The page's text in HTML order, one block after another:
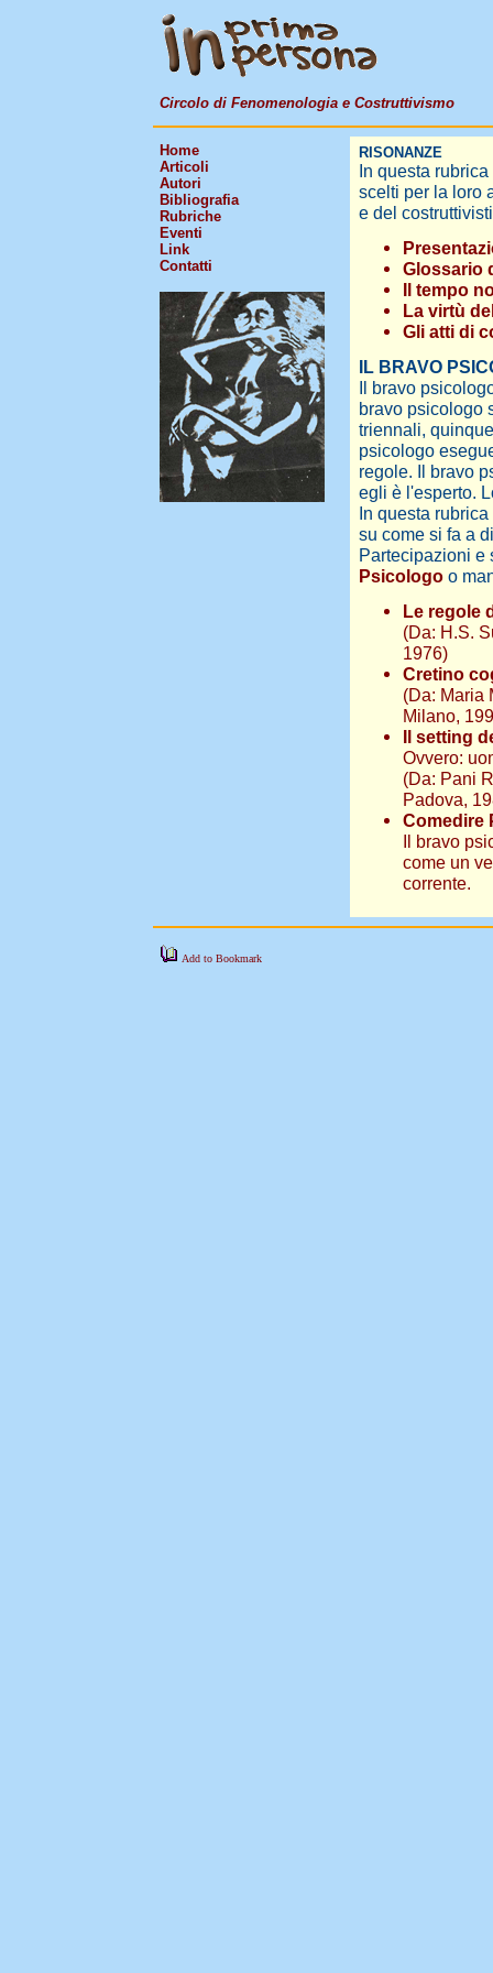
Circolo di Fenomenologia e Costruttivismo
Home
Articoli
Autori
Bibliografia
Rubriche
Eventi
Link
Contatti
RISONANZE
In questa
scelti per la loro
e del
Glossario
Il tempo
La virtù
Gli atti di
IL BRAVO
Il bravo
bravo psicologo
triennali,
psicologo
regole. Il bravo
egli è l'esperto.
In questa
su come si fa a
Partecipazioni e
Psicologo o
Le regole
(Da: H.S.
1976)
Cretino
(Da: Maria
Milano,
Il setting
Ovvero:
(Da: Pani
Padova,
Comedire
Il bravo
come un
corrente.
Add to Bookmark